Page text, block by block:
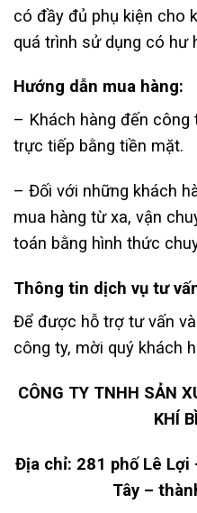
có đầy đủ phụ kiện cho
quá trình sử dụng có hư
Hướng dẫn mua hàng:
– Khách hàng đến công
trực tiếp bằng tiền mặt.
– Đối với những khách
mua hàng từ xa, vận
toán bằng hình thức
Thông tin dịch vụ tư
Để được hỗ trợ tư vấn
công ty, mời quý khách
CÔNG TY TNHH SẢN
KHÍ
Địa chỉ: 281 phố Lê Lợi
Tây –